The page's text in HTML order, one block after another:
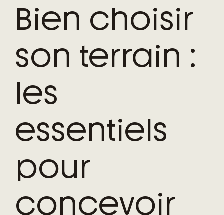
Bien choisir
son terrain :
les
essentiels
pour
concevoir